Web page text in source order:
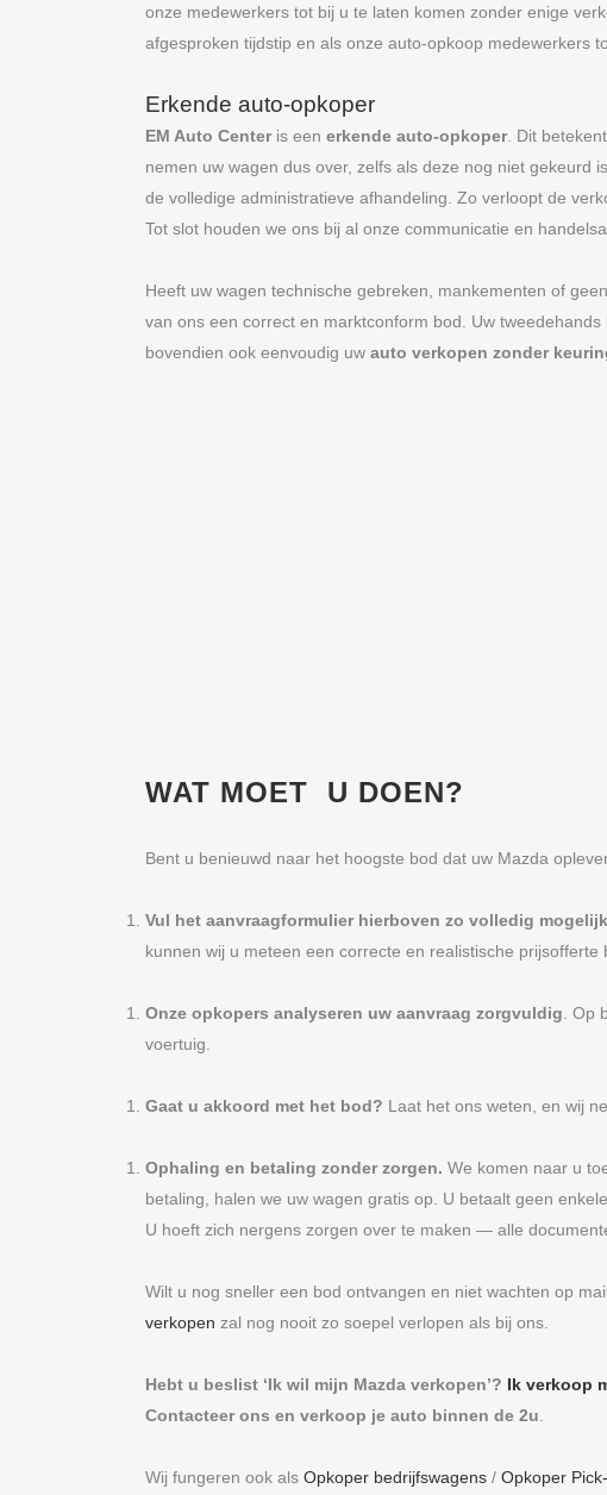
onze medewerkers tot bij u te laten komen zonder enige
afgesproken tijdstip en als onze auto-opkoop medewerkers
Erkende auto-opkoper
EM Auto Centeris een erkende auto-opkoper. Dit
nemen uw wagen dus over, zelfs als deze nog niet gekeurd
de volledige administratieve afhandeling. Zo verloopt de
Tot slot houden we ons bij al onze communicatie en
Heeft uw wagen technische gebreken, mankementen of
van ons een correct en marktconform bod. Uw tweedehands
bovendien ook eenvoudig uw auto verkopen zonder
WAT MOET U DOEN?
Bent u benieuwd naar het hoogste bod dat uw Mazda
Vul het aanvraagformulier hierboven zo volledig
kunnen wij u meteen een correcte en realistische prijsofferte
Onze opkopers analyseren uw aanvraag zorgvuldig .
voertuig.
Gaat u akkoord met het bod? Laat het ons weten, en wij
Ophaling en betaling zonder zorgen. We komen naar u
betaling, halen we uw wagen gratis op. U betaalt geen
U hoeft zich nergens zorgen over te maken — alle
Wilt u nog sneller een bod ontvangen en niet wachten op
verkopen zal nog nooit zo soepel verlopen als bij ons.
Hebt u beslist ‘Ik wil mijn Mazda verkopen’? Ik verkoop
Contacteer ons en verkoop je auto binnen de 2u
Wij fungeren ook als Opkoper bedrijfswagens / Opkoper